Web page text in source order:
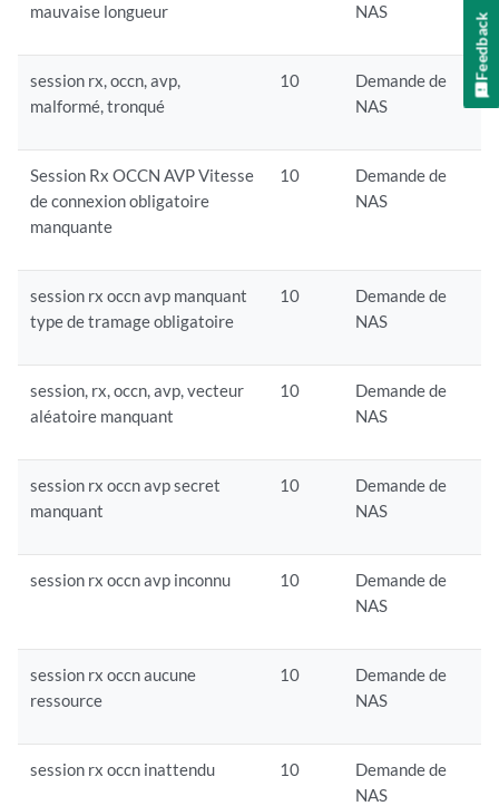
mauvaise longueur
NAS
session rx, occn, avp,
malformé, tronqué
10
Demande de
NAS
Session Rx OCCN AVP Vitesse
de connexion obligatoire
manquante
10
Demande de
NAS
session rx occn avp manquant
type de tramage obligatoire
10
Demande de
NAS
session, rx, occn, avp, vecteur
aléatoire manquant
10
Demande de
NAS
session rx occn avp secret
manquant
10
Demande de
NAS
session rx occn avp inconnu 10
Demande de
NAS
session rx occn aucune
ressource
10
Demande de
NAS
session rx occn inattendu 10
Demande de
NAS
Feedback